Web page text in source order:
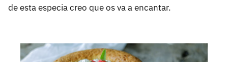
de esta especia creo que os va a encantar.